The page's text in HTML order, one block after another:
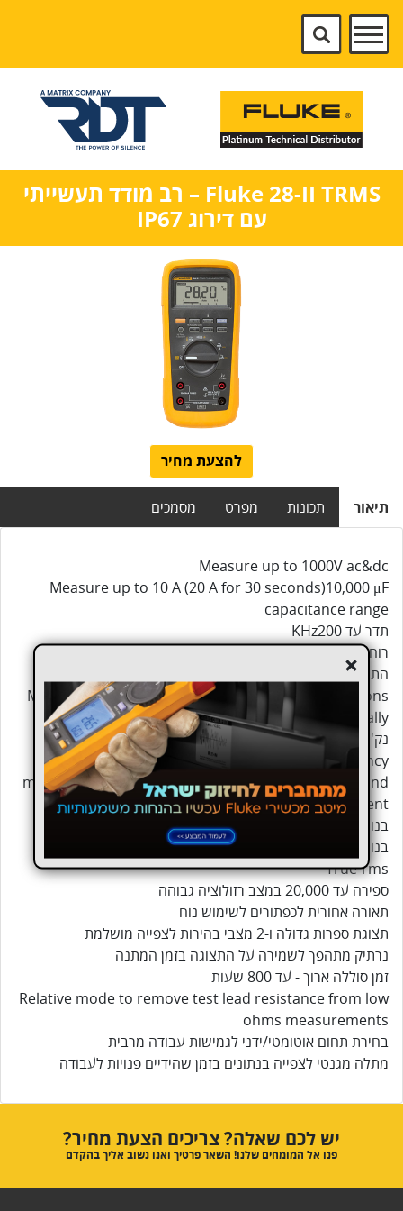
+
Fluke 28-II TRMS – רב מודד תעשייתי
עם דירוג IP67
להצעת מחיר
תיאור תכונות מפרט מסמכים
Measure up to 1000V ac&dc
Measure up to 10 A (20 A for 30 seconds)10,000 μF
capacitance range
תדר עד KHz200
רוחב פס מתח AC מורחב - 40Hz עד 30KHz
התנגדות, רציפות ובדיקת דיודה
Min/Max and average recording to capture variations
automatically
נק' קיצון - מינימום מקסימום
Unique function for accurate voltage and frequency
measurements on adjustable speed motor drives and
other electrically noisy equipment
בנוי לעבודה בסביבה קיצונית/נפיצה - עמיד למים ואבק
בנוי לעמוד בנפילה מגובה 3 מטר (עם נרתיק)
True-rms
ספירה עד 20,000 במצב רזולוציה גבוהה
תאורה אחורית לכפתורים לשימוש נוח
תצוגת ספרות גדולה ו-2 מצבי בהירות לצפייה מושלמת
נרתיק מתהפך לשמירה על התצוגה בזמן המתנה
זמן סוללה ארוך - עד 800 שעות
Relative mode to remove test lead resistance from low
ohms measurements
בחירת תחום אוטומטי/ידני לגמישות עבודה מרבית
מתלה מגנטי לצפייה בנתונים בזמן שהידיים פנויות לעבודה
יש לכם שאלה? צריכים הצעת מחיר?
פנו אל המומחים שלנו! השאר פרטיך ואנו נשוב אליך בהקדם